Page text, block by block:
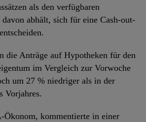
als den verfügbaren
davon abhält, sich für eine Cash-out-
die Anträge auf Hypotheken für den
im Vergleich zur Vorwoche
um 27 % niedriger als in der
Vorjahres.
kommentierte in einer